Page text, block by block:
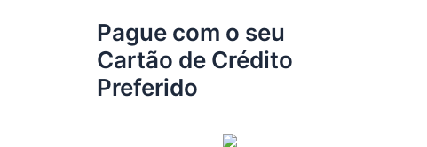
c
e
b
itt
er
ai
l
ar
e
Pague com o seu
Cartão de Crédito
Preferido